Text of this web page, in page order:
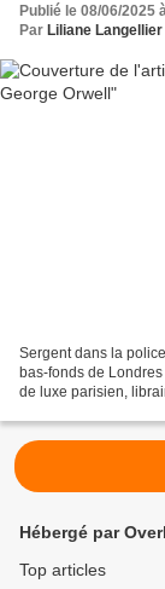
Publié le 08/06/2025
Par Liliane Langellier
Sergent dans la
bas-fonds de
de luxe parisien,
Hébergé par
Top articles